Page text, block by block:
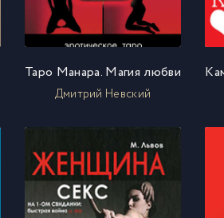
Таро Манара. Магия любви
Дмитрий Невский